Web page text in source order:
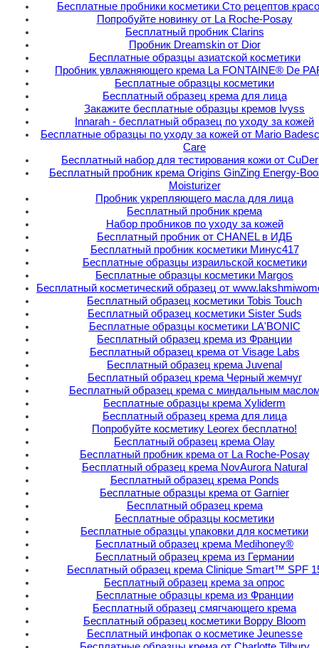
Бесплатные пробники косметики Сто рецептов
Попробуйте новинку от La Roche-Posay
Бесплатный пробник Clarins
Пробник Dreamskin от Dior
Бесплатные образцы азиатской косметики
Пробник увлажняющего крема La FONTAINE® De
Бесплатные образцы косметики
Бесплатный образец крема для лица
Закажите бесплатные образцы кремов Ivyss
Innarah - бесплатный образец по уходу за кожей
Бесплатные образцы по уходу за кожей от Mario
Care
Бесплатный набор для тестирования кожи от
Бесплатный пробник крема Origins GinZing Energy-
Moisturizer
Пробник укрепляющего масла для лица
Бесплатный пробник крема
Набор пробников по уходу за кожей
Бесплатный пробник от CHANEL в ИДБ
Бесплатный пробник косметики Минус417
Бесплатные образцы израильской косметики
Бесплатные образцы косметики Margos
Бесплатный косметический образец от
Бесплатный образец косметики Tobis Touch
Бесплатный образец косметики Sister Suds
Бесплатные образцы косметики LA'BONIC
Бесплатный образец крема из Франции
Бесплатный образец крема от Visage Labs
Бесплатный образец крема Juvenal
Бесплатный образец крема Черный жемчуг
Бесплатный образец крема с миндальным
Бесплатные образцы крема Xyliderm
Бесплатный образец крема для лица
Попробуйте косметику Leorex бесплатно!
Бесплатный образец крема Olay
Бесплатный пробник крема от La Roche-Posay
Бесплатный образец крема NovAurora Natural
Бесплатный образец крема Ponds
Бесплатные образцы крема от Garnier
Бесплатный образец крема
Бесплатные образцы косметики
Бесплатные образцы упаковки для косметики
Бесплатный образец крема Medihoney®
Бесплатный образец крема из Германии
Бесплатный образец крема Clinique Smart™ SPF
Бесплатный образец крема за опрос
Бесплатные образцы крема из Франции
Бесплатный образец смягчающего крема
Бесплатный образец косметики Boppy Bloom
Бесплатный инфопак о косметике Jeunesse